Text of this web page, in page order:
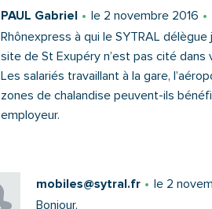
PAUL Gabriel le 2 novembre 2016
Rhônexpress à qui le SYTRAL
site de St Exupéry n’est pas cité dans
Les salariés travaillant à la gare,
zones de chalandise peuvent-ils
employeur.
mobiles@sytral.fr le 2
Bonjour,